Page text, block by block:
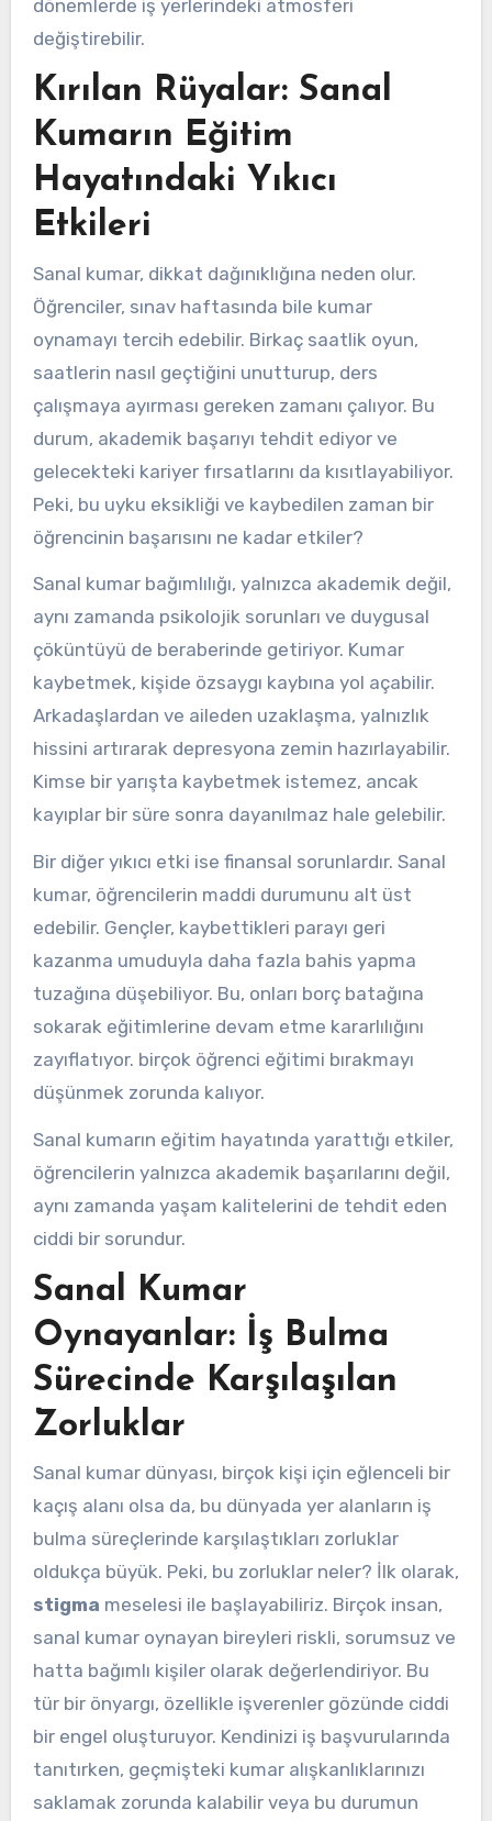
dönemlerde iş yerlerindeki atmosferi
değiştirebilir.
Kırılan Rüyalar: Sanal
Kumarın Eğitim
Hayatındaki Yıkıcı
Etkileri
Sanal kumar, dikkat dağınıklığına neden olur.
Öğrenciler, sınav haftasında bile kumar
oynamayı tercih edebilir. Birkaç saatlik oyun,
saatlerin nasıl geçtiğini unutturup, ders
çalışmaya ayırması gereken zamanı çalıyor. Bu
durum, akademik başarıyı tehdit ediyor ve
gelecekteki kariyer fırsatlarını da kısıtlayabiliyor.
Peki, bu uyku eksikliği ve kaybedilen zaman bir
öğrencinin başarısını ne kadar etkiler?
Sanal kumar bağımlılığı, yalnızca akademik değil,
aynı zamanda psikolojik sorunları ve duygusal
çöküntüyü de beraberinde getiriyor. Kumar
kaybetmek, kişide özsaygı kaybına yol açabilir.
Arkadaşlardan ve aileden uzaklaşma, yalnızlık
hissini artırarak depresyona zemin hazırlayabilir.
Kimse bir yarışta kaybetmek istemez, ancak
kayıplar bir süre sonra dayanılmaz hale gelebilir.
Bir diğer yıkıcı etki ise finansal sorunlardır. Sanal
kumar, öğrencilerin maddi durumunu alt üst
edebilir. Gençler, kaybettikleri parayı geri
kazanma umuduyla daha fazla bahis yapma
tuzağına düşebiliyor. Bu, onları borç batağına
sokarak eğitimlerine devam etme kararlılığını
zayıflatıyor. birçok öğrenci eğitimi bırakmayı
düşünmek zorunda kalıyor.
Sanal kumarın eğitim hayatında yarattığı etkiler,
öğrencilerin yalnızca akademik başarılarını değil,
aynı zamanda yaşam kalitelerini de tehdit eden
ciddi bir sorundur.
Sanal Kumar
Oynayanlar: İş Bulma
Sürecinde Karşılaşılan
Zorluklar
Sanal kumar dünyası, birçok kişi için eğlenceli bir
kaçış alanı olsa da, bu dünyada yer alanların iş
bulma süreçlerinde karşılaştıkları zorluklar
oldukça büyük. Peki, bu zorluklar neler? İlk olarak,
stigma meselesi ile başlayabiliriz. Birçok insan,
sanal kumar oynayan bireyleri riskli, sorumsuz ve
hatta bağımlı kişiler olarak değerlendiriyor. Bu
tür bir önyargı, özellikle işverenler gözünde ciddi
bir engel oluşturuyor. Kendinizi iş başvurularında
tanıtırken, geçmişteki kumar alışkanlıklarınızı
saklamak zorunda kalabilir veya bu durumun